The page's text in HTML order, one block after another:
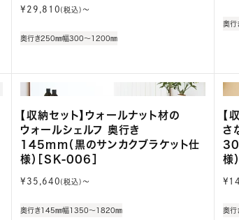
通
格
¥29,810 (税込)〜
奥行き250㎜幅300～1200㎜
格
奥
【収納セット】ウォールナット材の
ウォールシェルフ 奥行き
145mm（黒のサンカクブラケット仕
様）［SK-006］
通
格
¥35,640 (税込)〜
奥行き145㎜幅1350～1820㎜
【
さ
様
通
格
奥